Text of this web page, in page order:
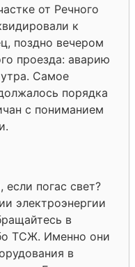
от Речного
к
поздно вечером
проезда: аварию
Самое
порядка
с пониманием
если погас свет?
электроэнергии
в
ТСЖ. Именно они
в